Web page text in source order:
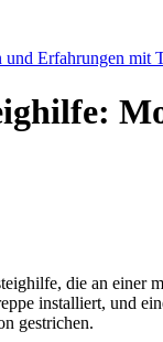
Erfahrungen mit
die an einer
installiert, und
gestrichen.